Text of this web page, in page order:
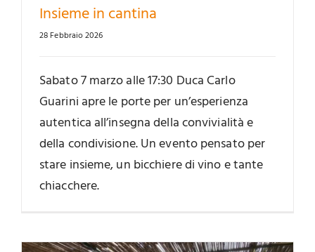
Insieme in cantina
28 Febbraio 2026
Sabato 7 marzo alle 17:30 Duca Carlo
Guarini apre le porte per un’esperienza
autentica all’insegna della convivialità e
della condivisione. Un evento pensato per
stare insieme, un bicchiere di vino e tante
chiacchere.